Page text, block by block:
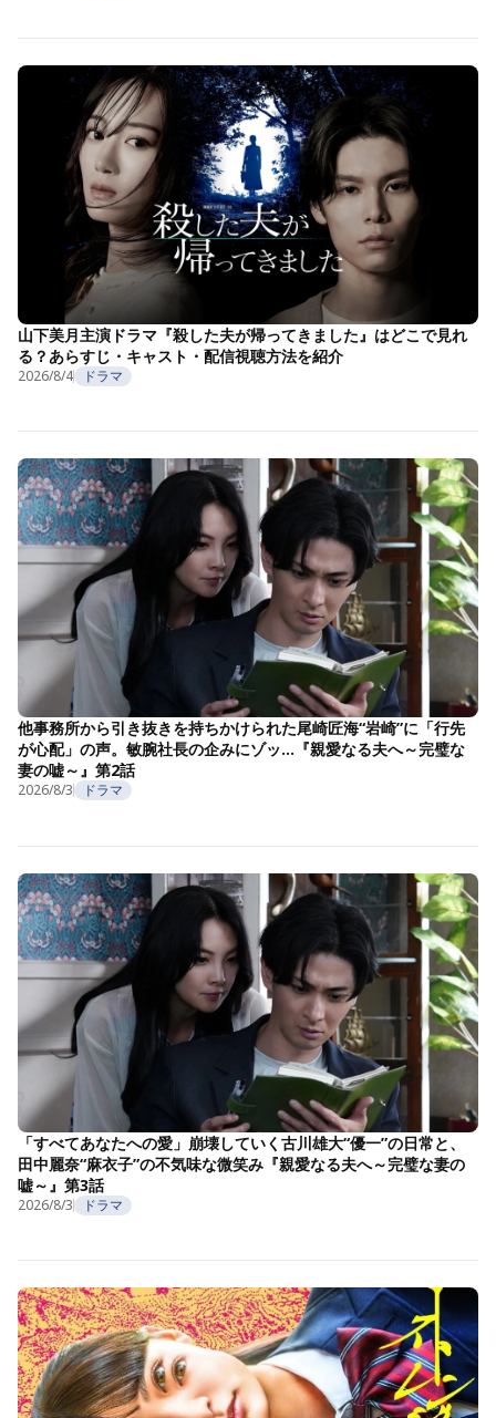
山下美月主演ドラマ『殺した夫が帰ってきました』はどこで見れ
る？あらすじ・キャスト・配信視聴方法を紹介
2026/8/4 ドラマ
他事務所から引き抜きを持ちかけられた尾崎匠海“岩崎”に「行先
が心配」の声。敏腕社長の企みにゾッ…『親愛なる夫へ～完璧な
妻の嘘～』第2話
2026/8/3 ドラマ
「すべてあなたへの愛」崩壊していく古川雄大“優一”の日常と、
田中麗奈“麻衣子”の不気味な微笑み『親愛なる夫へ～完璧な妻の
嘘～』第3話
2026/8/3 ドラマ